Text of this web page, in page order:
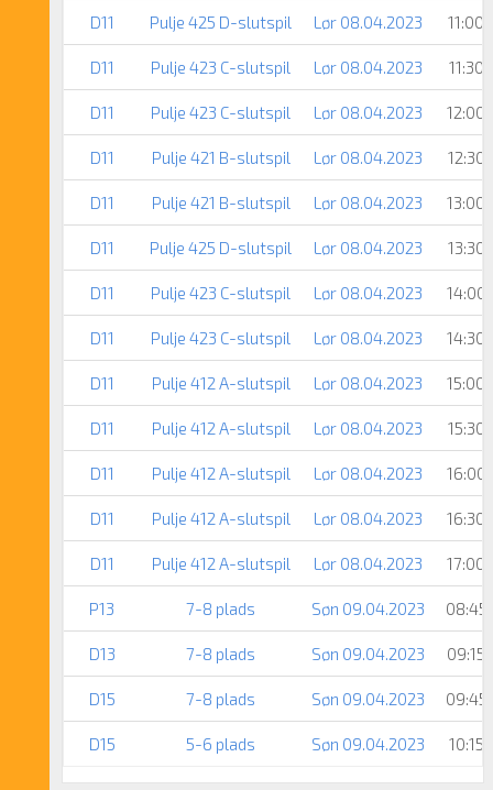
D11 Pulje 425 D-slutspil Lør 08.04.2023 11:00
D11 Pulje 423 C-slutspil Lør 08.04.2023 11:30
D11 Pulje 423 C-slutspil Lør 08.04.2023 12:00
D11 Pulje 421 B-slutspil Lør 08.04.2023 12:30
D11 Pulje 421 B-slutspil Lør 08.04.2023 13:00
D11 Pulje 425 D-slutspil Lør 08.04.2023 13:30
D11 Pulje 423 C-slutspil Lør 08.04.2023 14:00
D11 Pulje 423 C-slutspil Lør 08.04.2023 14:30
D11 Pulje 412 A-slutspil Lør 08.04.2023 15:00
D11 Pulje 412 A-slutspil Lør 08.04.2023 15:30
D11 Pulje 412 A-slutspil Lør 08.04.2023 16:00
D11 Pulje 412 A-slutspil Lør 08.04.2023 16:30
D11 Pulje 412 A-slutspil Lør 08.04.2023 17:00
P13 7-8 plads Søn 09.04.2023 08:45
D13 7-8 plads Søn 09.04.2023 09:15
D15 7-8 plads Søn 09.04.2023 09:45
D15 5-6 plads Søn 09.04.2023 10:15